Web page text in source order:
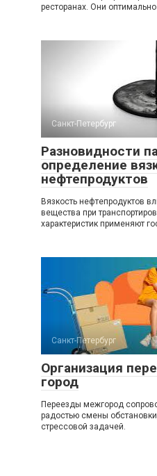
ресторанах. Они
Санкт-Петербург
Разновидности
определение
нефтепродуктов
Вязкость нефтепродуктов
вещества при
характеристик применяют
Санкт-Петербург
Организация
город
Переезды межгород
радостью смены
стрессовой задачей.